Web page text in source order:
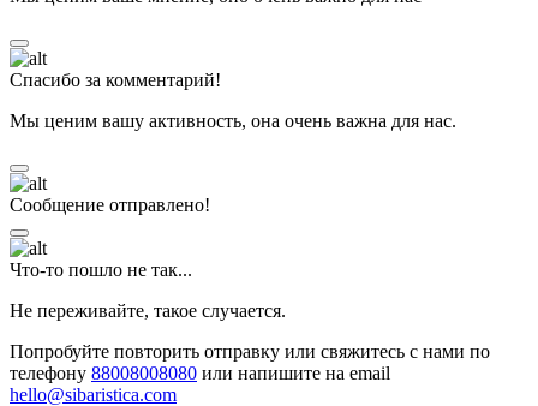
Спасибо за комментарий!
Мы ценим вашу активность, она очень важна для нас.
Сообщение отправлено!
Что-то пошло не так...
Не переживайте, такое случается.
Попробуйте повторить отправку или свяжитесь с нами по
телефону 88008008080 или напишите на email
hello@sibaristica.com